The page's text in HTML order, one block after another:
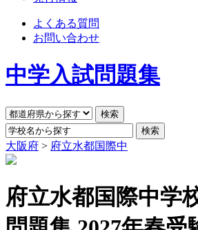
よくある質問
お問い合わせ
中学入試問題集
大阪府 > 府立水都国際中
府立水都国際中学